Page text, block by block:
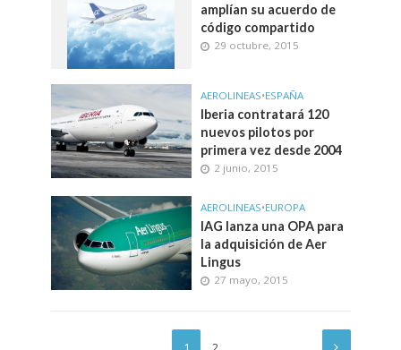
amplían su acuerdo de
código compartido
29 octubre, 2015
AEROLINEAS•ESPAÑA
Iberia contratará 120
nuevos pilotos por
primera vez desde 2004
2 junio, 2015
AEROLINEAS•EUROPA
IAG lanza una OPA para
la adquisición de Aer
Lingus
27 mayo, 2015